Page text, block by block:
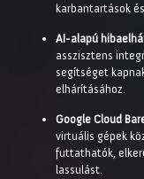
karbantartások
AI-alapú
asszisztens
segítséget
elhárításához.
Google Cloud
virtuális gépek
futtathatók,
lassulást.